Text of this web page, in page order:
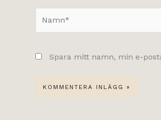
Spara mitt namn, min e-